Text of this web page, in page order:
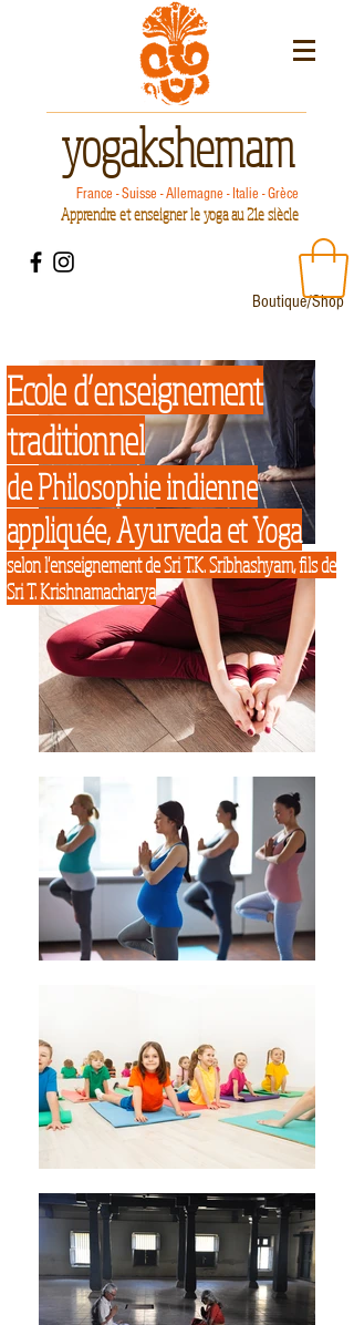
yogakshemam
France - Suisse - Allemagne - Italie - Grèce
Apprendre et enseigner le yoga au 21e siècle
Boutique/Shop
Ecole d’enseignement
traditionnel
de Philosophie indienne
appliquée, Ayurveda et Yoga
selon l'enseignement de Sri T.K. Sribhashyam, fils de
Sri T. Krishnamacharya